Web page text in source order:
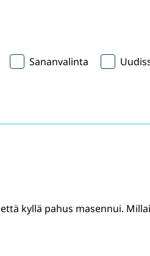
Sananvalinta
kyllä pahus masennui.